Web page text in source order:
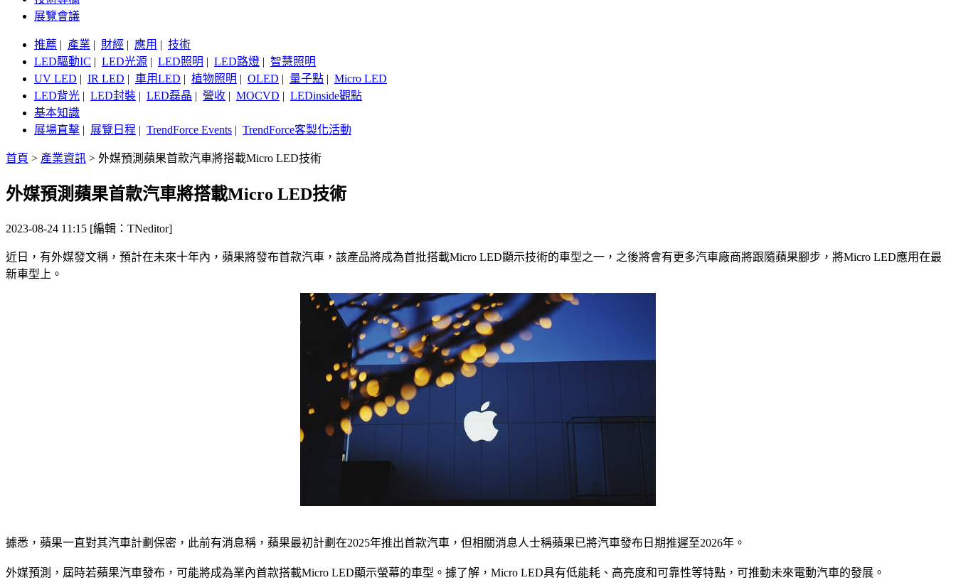
展覽會議
推薦 | 產業 | 財經 | 應用 | 技術
LED驅動IC | LED光源 | LED照明 | LED路燈 | 智慧照明
UV LED | IR LED | 車用LED | 植物照明 | OLED | 量子點 | Micro LED
LED背光 | LED封裝 | LED磊晶 | 營收 | MOCVD | LEDinside觀點
基本知識
展場直擊 | 展覽日程 | TrendForce Events | TrendForce客製化活動
首頁 > 產業資訊 > 外媒預測蘋果首款汽車將搭載Micro LED技術
外媒預測蘋果首款汽車將搭載Micro LED技術
2023-08-24 11:15 [編輯：TNeditor]
近日，有外媒發文稱，預計在未來十年內，蘋果將發布首款汽車，該產品將成為首批搭載Micro LED顯示技術的車型之一，之後將會有更多汽車廠商將跟隨蘋果腳步，將Micro LED應用在最
新車型上。
據悉，蘋果一直對其汽車計劃保密，此前有消息稱，蘋果最初計劃在2025年推出首款汽車，但相關消息人士稱蘋果已將汽車發布日期推遲至2026年。
外媒預測，屆時若蘋果汽車發布，可能將成為業內首款搭載Micro LED顯示螢幕的車型。據了解，Micro LED具有低能耗、高亮度和可靠性等特點，可推動未來電動汽車的發展。